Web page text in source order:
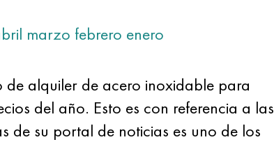
marzo febrero enero
alquiler de acero inoxidable para
del año. Esto es con referencia a las
de su portal de noticias es uno de los